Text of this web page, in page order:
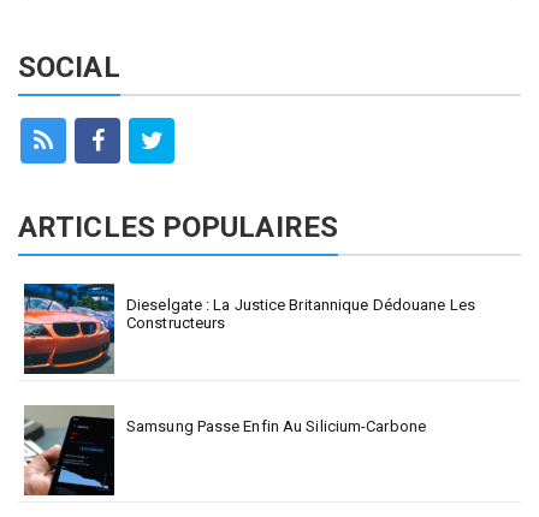
SOCIAL
ARTICLES POPULAIRES
Dieselgate : La Justice Britannique Dédouane Les
Constructeurs
Samsung Passe Enfin Au Silicium-Carbone